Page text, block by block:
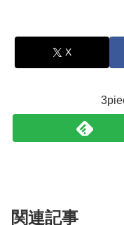
X
関連記事